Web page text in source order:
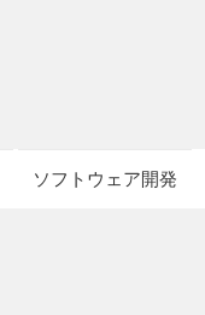
ソフトウェア開発